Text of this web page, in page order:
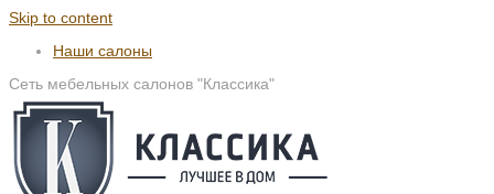
Skip to content
Наши салоны
Сеть мебельных салонов "Классика"